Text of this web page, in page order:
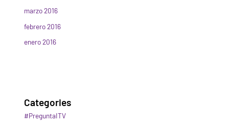
marzo 2016
febrero 2016
enero 2016
Categories
#PreguntaITV